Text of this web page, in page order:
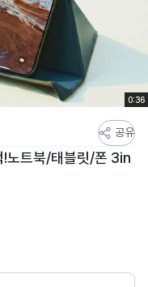
0:36
공유
노트북/태블릿/폰 3in